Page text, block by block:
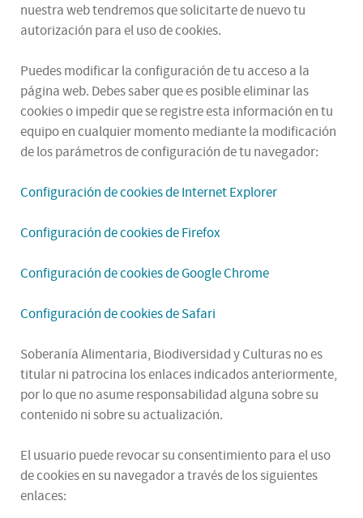
nuestra web tendremos que solicitarte de nuevo tu
autorización para el uso de cookies.
Puedes modificar la configuración de tu acceso a la
página web. Debes saber que es posible eliminar las
cookies o impedir que se registre esta información en tu
equipo en cualquier momento mediante la modificación
de los parámetros de configuración de tu navegador:
Configuración de cookies de Internet Explorer
Configuración de cookies de Firefox
Configuración de cookies de Google Chrome
Configuración de cookies de Safari
Soberanía Alimentaria, Biodiversidad y Culturas no es
titular ni patrocina los enlaces indicados anteriormente,
por lo que no asume responsabilidad alguna sobre su
contenido ni sobre su actualización.
El usuario puede revocar su consentimiento para el uso
de cookies en su navegador a través de los siguientes
enlaces: